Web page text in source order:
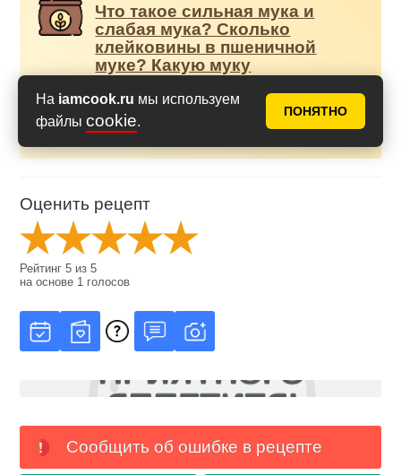
На iamcook.ru мы используем
файлы cookie.
ПОНЯТНО
Что такое сильная мука и
слабая мука? Сколько
клейковины в пшеничной
муке? Какую муку
Оценить рецепт
Рейтинг5 из5
на основе 1 голосов
Сообщить об ошибке в рецепте